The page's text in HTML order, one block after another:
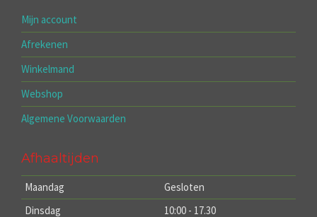
Mijn account
Afrekenen
Winkelmand
Webshop
Algemene Voorwaarden
Afhaaltijden
Maandag
Gesloten
Dinsdag
10:00 - 17.30